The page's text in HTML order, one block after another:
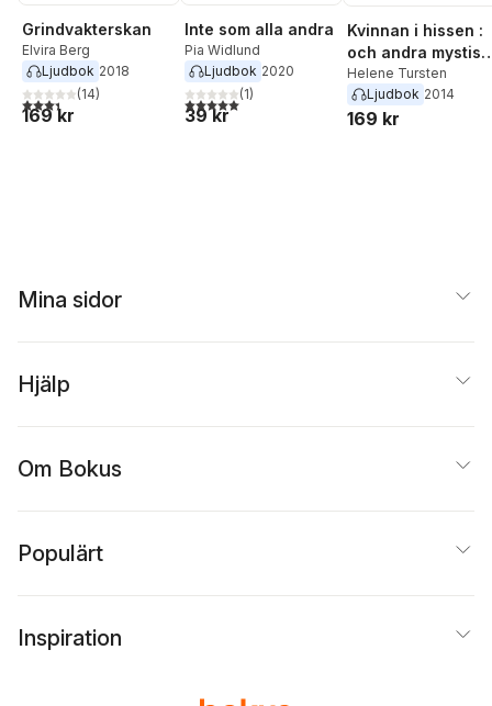
Grindvakterskan
Elvira Berg
Ljudbok 2018
3,4utav 5 stjärnor. Totalt antal röster:
(14)
169 kr
Inte som alla andra
Pia Widlund
Ljudbok 2020
5,0utav 5 stjärnor. Totalt antal röster:
(1)
39 kr
Kvinnan i hissen :
och andra
historier
Helene Tursten
Ljudbok 2014
169 kr
Mina sidor
Hjälp
Om Bokus
Populärt
Inspiration